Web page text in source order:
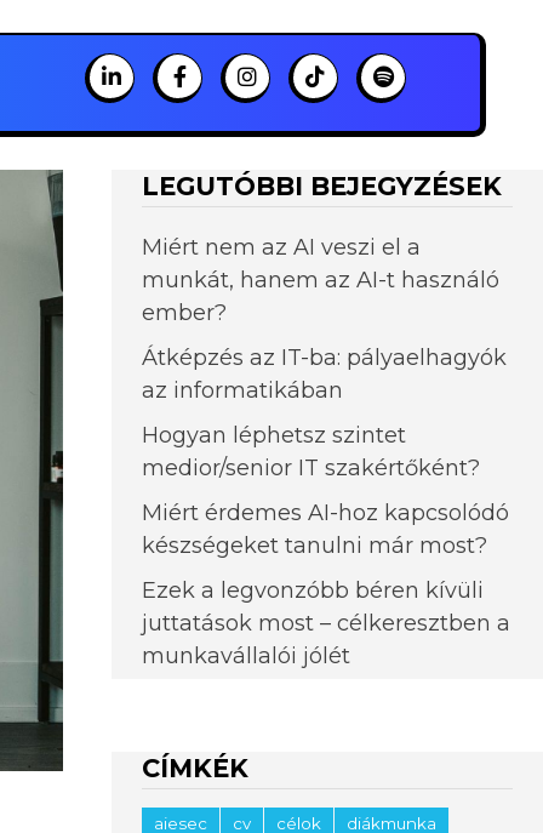
LEGUTÓBBI BEJEGYZÉSEK
Miért nem az AI veszi el a
munkát, hanem az AI-t használó
ember?
Átképzés az IT-ba: pályaelhagyók
az informatikában
Hogyan léphetsz szintet
medior/senior IT szakértőként?
Miért érdemes AI-hoz kapcsolódó
készségeket tanulni már most?
Ezek a legvonzóbb béren kívüli
juttatások most – célkeresztben a
munkavállalói jólét
CÍMKÉK
aiesec cv célok
diákmunka